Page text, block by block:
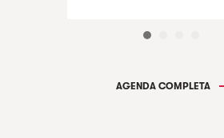
AGENDA COMPLETA